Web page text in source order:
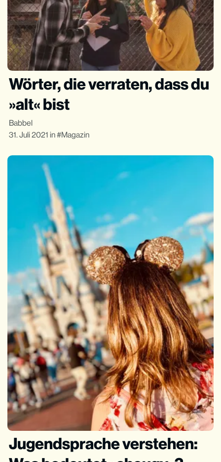
Wörter, die verraten, dass du
»alt« bist
Babbel
31. Juli 2021 in Magazin
Jugendsprache verstehen: